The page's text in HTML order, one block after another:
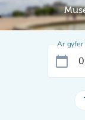
Ar gyfer
calendar_today